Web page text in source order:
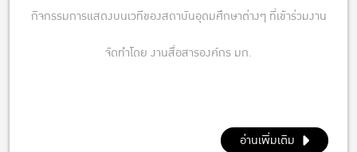
กิจกรรมการแสดงบนเวทีของสถาบันอุดมศึกษาต่างๆ ที่เข้าร่วมงาน
จัดทำโดย งานสื่อสารองค์กร มก.
อ่านเพิ่มเติม